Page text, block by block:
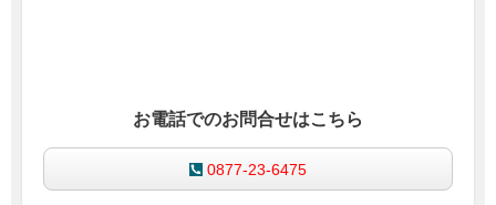
お電話でのお問合せはこちら
0877-23-6475